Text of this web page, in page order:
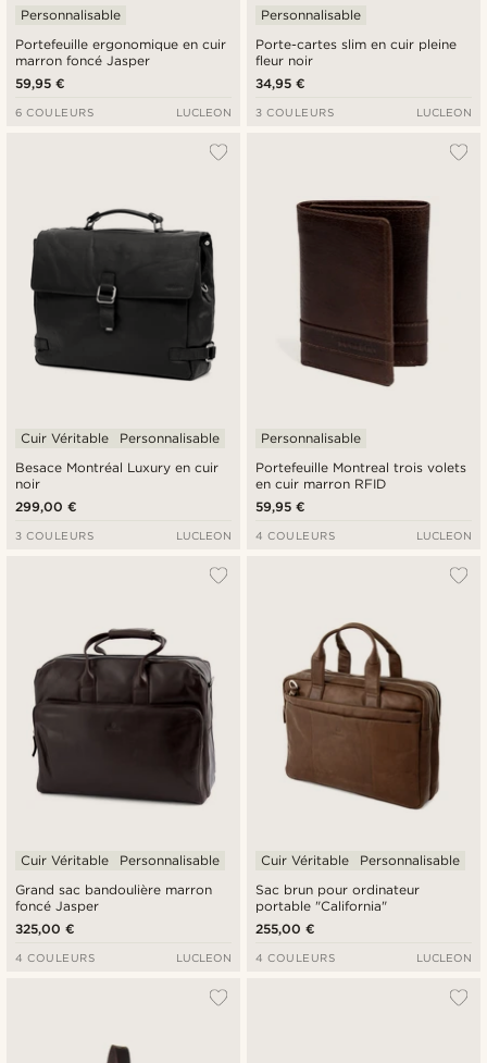
Portefeuille ergonomique en cuir
marron foncé Jasper
Personnalisable
59,95 €
6 COULEURS LUCLEON
Porte-cartes slim en cuir pleine
fleur noir
Personnalisable
34,95 €
3 COULEURS LUCLEON
Besace Montréal Luxury en cuir
noir
Cuir Véritable Personnalisable
299,00 €
3 COULEURS LUCLEON
Portefeuille Montreal trois volets
en cuir marron RFID
Personnalisable
59,95 €
4 COULEURS LUCLEON
Grand sac bandoulière marron
foncé Jasper
Cuir Véritable Personnalisable
325,00 €
4 COULEURS LUCLEON
Sac brun pour ordinateur
portable "California"
Cuir Véritable Personnalisable
255,00 €
4 COULEURS LUCLEON